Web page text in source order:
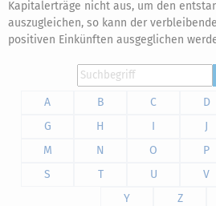
Kapitalerträge nicht aus, um den
auszugleichen, so kann der
positiven Einkünften ausgeglichen
A
B C D
G
H I J
M
N O P
S
T U V
Y
Z